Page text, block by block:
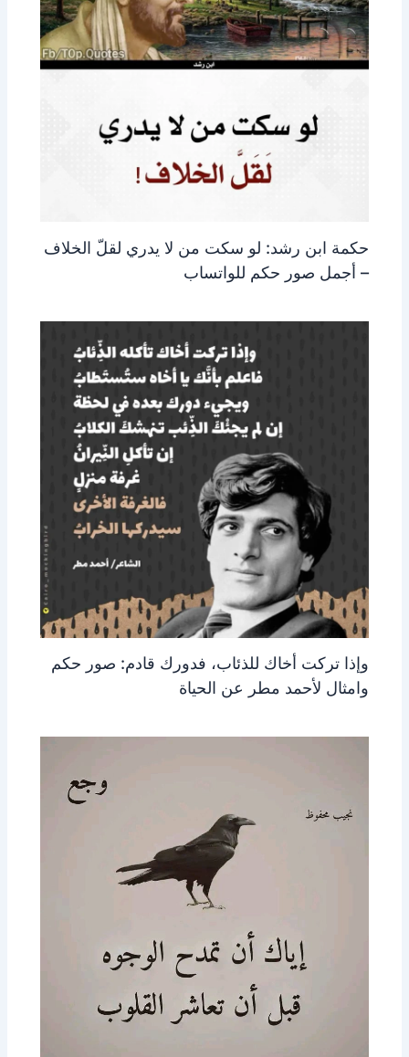
حكمة ابن رشد: لو سكت من لا يدري لقلّ الخلاف
– أجمل صور حكم للواتساب
وإذا تركت أخاك للذئاب، فدورك قادم: صور حكم
وامثال لأحمد مطر عن الحياة